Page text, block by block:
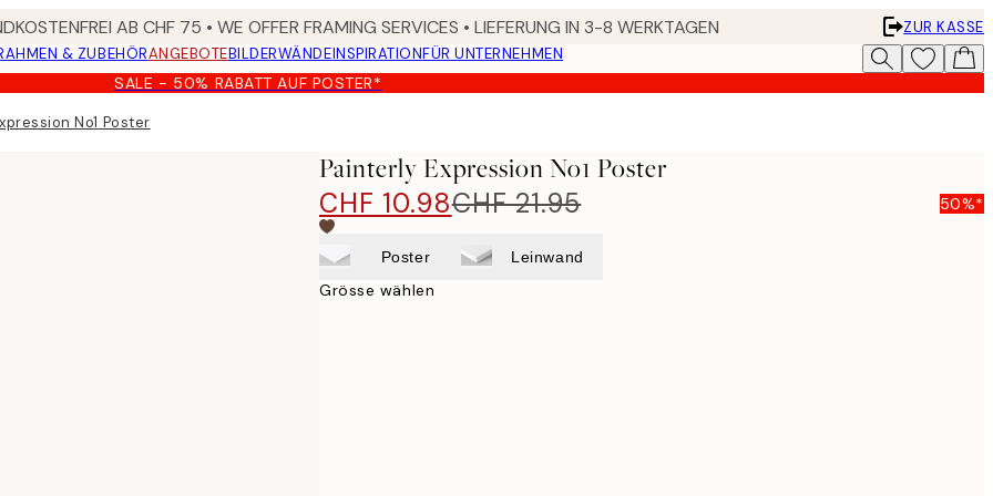
AB CHF 75 • WE OFFER FRAMING SERVICES • LIEFERUNG IN 3-8 WERKTAGEN
ZUR KASSE
& ZUBEHÖRANGEBOTEBILDERWÄNDEINSPIRATIONFÜR UNTERNEHMEN
SALE - 50% RABATT AUF POSTER*
No1 Poster
Painterly Expression No1 Poster
CHF 10.98CHF 21.95 50%*
Poster Leinwand
Grösse wählen